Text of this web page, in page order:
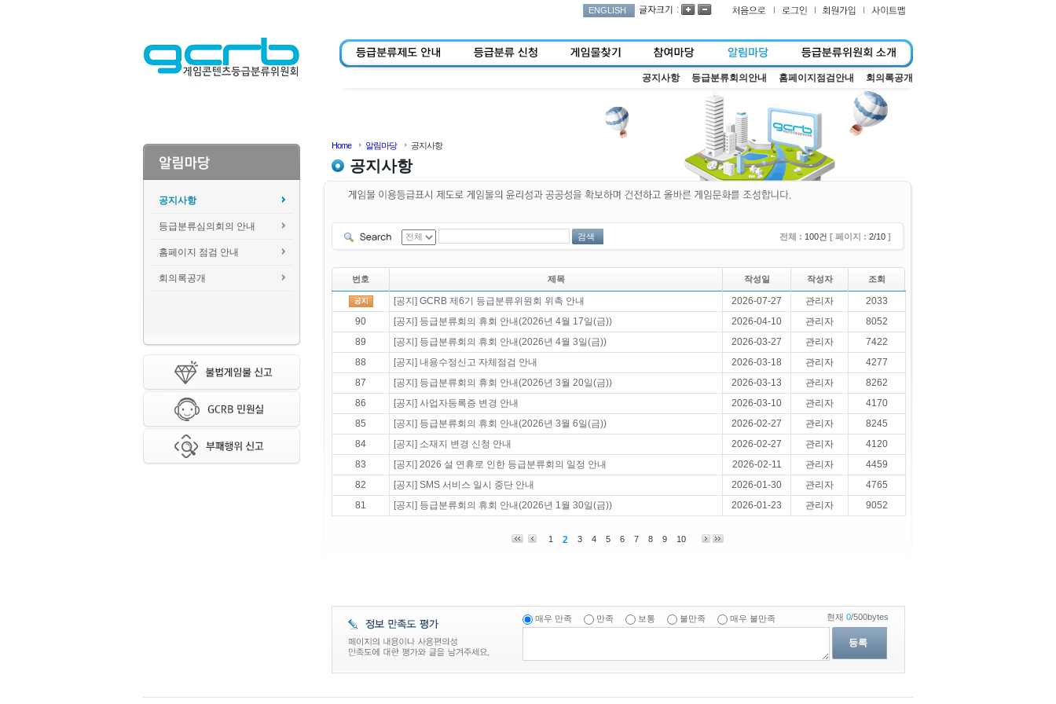
ENGLISH :
공지사항 등급분류회의안내 홈페이지점검안내 회의록공개
공지사항
등급분류심의회의 안내
홈페이지 점검 안내
회의록공개
Home 알림마당 공지사항
공지사항
검색 전체 : 100건 [ 페이지 : 2/10 ]
번호 제목 작성일 작성자 조회
[공지] GCRB 제6기 등급분류위원회 위촉 안내 2026-07-27 관리자
2033
90
[공지] 등급분류회의 휴회 안내(2026년 4월 17일(금)) 2026-04-10 관리자
8052
89
[공지] 등급분류회의 휴회 안내(2026년 4월 3일(금)) 2026-03-27 관리자
7422
88
[공지] 내용수정신고 자체점검 안내 2026-03-18 관리자
4277
87
[공지] 등급분류회의 휴회 안내(2026년 3월 20일(금)) 2026-03-13 관리자
8262
86
[공지] 사업자등록증 변경 안내 2026-03-10 관리자
4170
85
[공지] 등급분류회의 휴회 안내(2026년 3월 6일(금)) 2026-02-27 관리자
8245
84
[공지] 소재지 변경 신청 안내 2026-02-27 관리자
4120
83
[공지] 2026 설 연휴로 인한 등급분류회의 일정 안내 2026-02-11 관리자
4459
82
[공지] SMS 서비스 일시 중단 안내 2026-01-30 관리자
4765
81
[공지] 등급분류회의 휴회 안내(2026년 1월 30일(금)) 2026-01-23 관리자 9052
1 2 3 4 5 6 7 8 9 10
매우 만족 만족 보통 불만족 매우 불만족
등록
현재 0/500bytes